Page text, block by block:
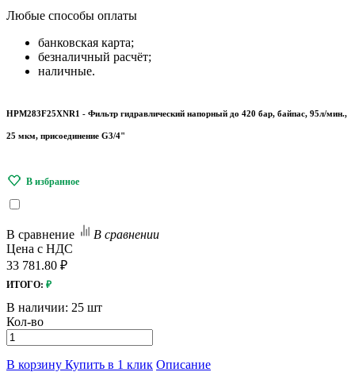
Любые способы оплаты
банковская карта;
безналичный расчёт;
наличные.
HPM283F25XNR1 - Фильтр гидравлический напорный до 420 бар, байпас, 95л/мин.,
25 мкм, присоединение G3/4"
В сравнение
В сравнении
Цена с НДС
33 781.80 ₽
ИТОГО: ₽
В наличии: 25 шт
Кол-во
В корзину Купить в 1 клик Описание